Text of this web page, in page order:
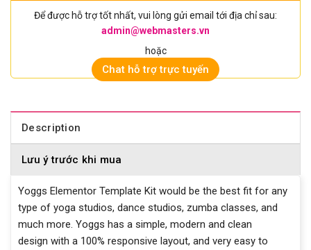
Để được hỗ trợ tốt nhất, vui lòng gửi email tới địa chỉ sau:
admin@webmasters.vn
hoặc
Chat hỗ trợ trực tuyến
Description
Lưu ý trước khi mua
Yoggs Elementor Template Kit would be the best fit for any
type of yoga studios, dance studios, zumba classes, and
much more. Yoggs has a simple, modern and clean
design with a 100% responsive layout, and very easy to